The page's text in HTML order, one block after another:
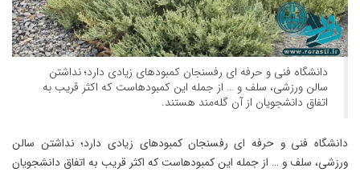
دانشگاه فنی و حرفه ای رفسنجان کمبودهای زیادی دارد؛ نداشتن
سالن ورزشی، سلف و … از جمله این کمبودهاست که اکثر قریب به
اتفاق دانشجویان از آن گله‌مند هستند.
دانشگاه فنی و حرفه ای رفسنجان کمبودهای زیادی دارد؛ نداشتن سالن
ورزشی، سلف و … از جمله این کمبودهاست که اکثر قریب به اتفاق دانشجویان